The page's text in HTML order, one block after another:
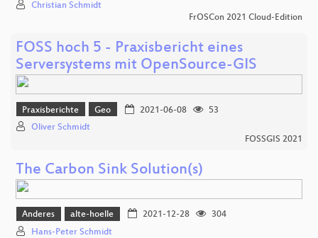
Christian Schmidt
FrOSCon 2021 Cloud-Edition
FOSS hoch 5 - Praxisbericht eines
Serversystems mit OpenSource-GIS
Praxisberichte Geo 2021-06-08
53
Oliver Schmidt
FOSSGIS 2021
The Carbon Sink Solution(s)
Anderes alte-hoelle 2021-12-28
304
Hans-Peter Schmidt